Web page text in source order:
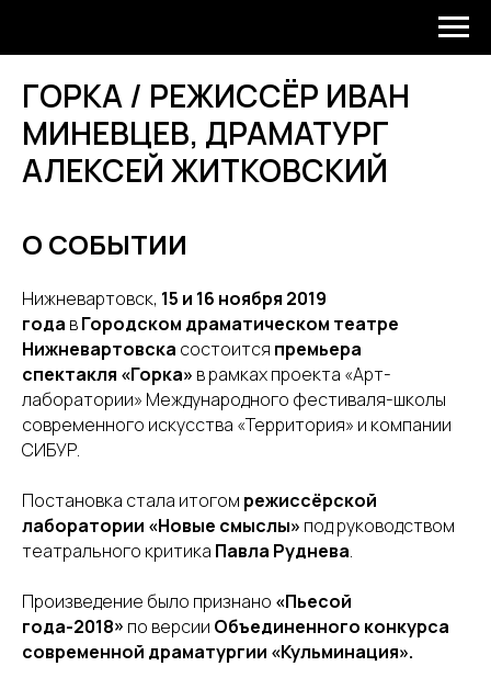
ГОРКА / РЕЖИССЁР ИВАН
МИНЕВЦЕВ, ДРАМАТУРГ
АЛЕКСЕЙ ЖИТКОВСКИЙ
О СОБЫТИИ
Нижневартовск, 15 и 16 ноября 2019
года вГородском драматическом театре
Нижневартовска состоится премьера
спектакля «Горка» в рамках проекта «Арт-
лаборатории» Международного фестиваля-школы
современного искусства «Территория» и компании
СИБУР.
Постановка стала итогом режиссёрской
лаборатории «Новые смыслы» под руководством
театрального критика Павла Руднева.
Произведение было признано «Пьесой
года-2018» по версии Объединенного конкурса
современной драматургии «Кульминация».